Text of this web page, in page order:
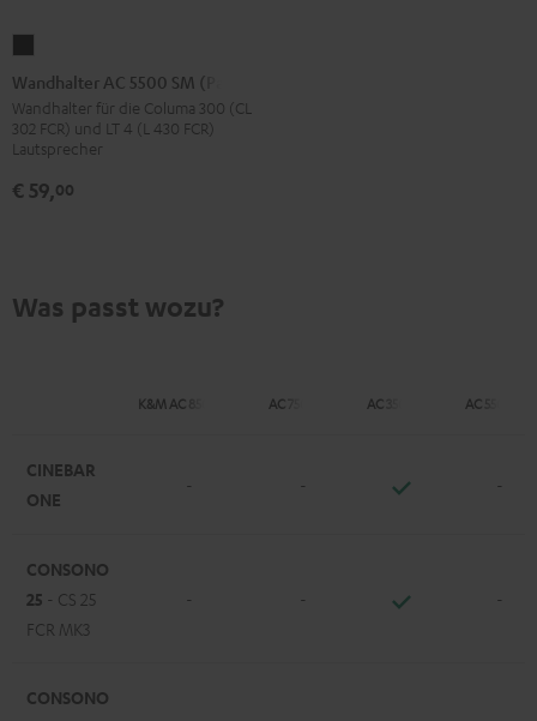
AC
5500
SM
(Paar)
Schwarz
Wandhalter AC 5500 SM (Paar)
Wandhalter für die Columa 300 (CL
302 FCR) und LT 4 (L 430 FCR)
Lautsprecher
€ 59,00
Was passt wozu?
K&M AC 8500 SM AC 7500 SM AC 3500 SM AC 5500 SM
CINEBAR
ONE
- - -
CONSONO
25 - CS 25
FCR MK3
- - -
CONSONO